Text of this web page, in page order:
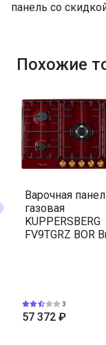
панель со
Похожие
Варочная
газовая
KUPPERSBERG
FV9TGRZ BOR
3
57 372 ₽